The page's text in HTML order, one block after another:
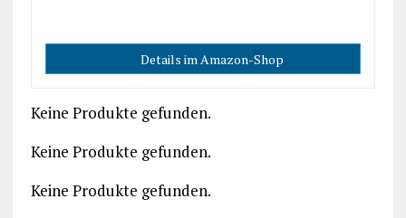
Details im Amazon-Shop
Keine Produkte gefunden.
Keine Produkte gefunden.
Keine Produkte gefunden.